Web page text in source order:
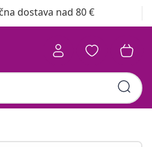
dostava nad 80 €